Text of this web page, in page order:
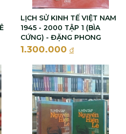
LỊCH SỬ KINH TẾ VIỆT NAM
1945 - 2000 TẬP 1 (BÌA
CỨNG) - ĐẶNG PHONG
1.300.000 đ